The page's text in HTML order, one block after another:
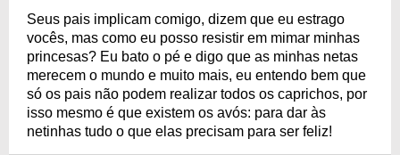
Seus pais implicam comigo, dizem que eu estrago
vocês, mas como eu posso resistir em mimar minhas
princesas? Eu bato o pé e digo que as minhas netas
merecem o mundo e muito mais, eu entendo bem que
só os pais não podem realizar todos os caprichos, por
isso mesmo é que existem os avós: para dar às
netinhas tudo o que elas precisam para ser feliz!